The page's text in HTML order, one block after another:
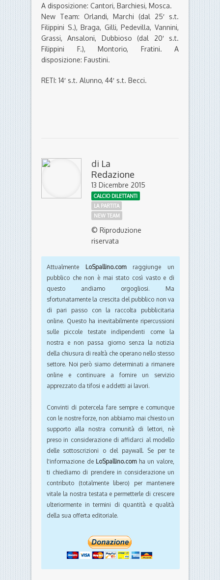
A disposizione: Cantori, Barchiesi, Mosca.
New Team: Orlandi, Marchi (dal 25′ s.t.
Filippini S.), Braga, Gilli, Pedevilla, Vannini,
Grassi, Ansaloni, Dubbioso (dal 20′ s.t.
Filippini F.), Montorio, Fratini. A
disposizione: Faustini.
RETI: 14′ s.t. Alunno, 44′ s.t. Becci.
di La
Redazione
13 Dicembre 2015
CALCIO DILETTANTI
LA PARTITA
NEW TEAM
© Riproduzione
riservata
Attualmente LoSpallino.comraggiunge un
pubblico che non è mai stato così vasto e di
questo andiamo orgogliosi. Ma
sfortunatamente la crescita del pubblico non va
di pari passo con la raccolta pubblicitaria
online. Questo ha inevitabilmente ripercussioni
sulle piccole testate indipendenti come la
nostra e non passa giorno senza la notizia
della chiusura di realtà che operano nello stesso
settore. Noi però siamo determinati a rimanere
online e continuare a fornire un servizio
apprezzato da tifosi e addetti ai lavori.
Convinti di potercela fare sempre e comunque
con le nostre forze, non abbiamo mai chiesto un
supporto alla nostra comunità di lettori, nè
preso in considerazione di affidarci al modello
delle sottoscrizioni o del paywall. Se per te
l'informazione de LoSpallino.comha un valore,
ti chiediamo di prendere in considerazione un
contributo (totalmente libero) per mantenere
vitale la nostra testata e permetterle di crescere
ulteriormente in termini di quantità e qualità
della sua offerta editoriale.